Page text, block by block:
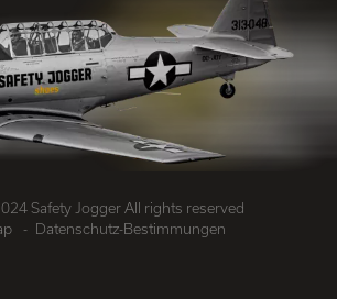
Safety Jogger All rights reserved
Datenschutz-Bestimmungen